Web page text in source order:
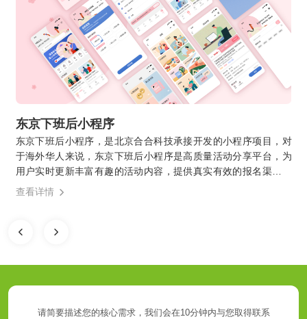
东京下班后小程序
东京下班后小程序，是北京合合科技承接开发的小程序项目，对
于海外华人来说，东京下班后小程序是高质量活动分享平台，为
用户实时更新丰富有趣的活动内容，提供真实有效的报名渠道，
更有便捷实用的线上社交工具，充分满足用户对活动分享小程序
查看详情
请简要描述您的核心需求，我们会在10分钟内与您取得联系